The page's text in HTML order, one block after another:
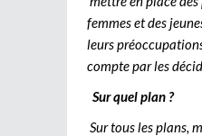
femmes et des
leurs
compte par les
Sur quel plan ?
Sur tous les plans,